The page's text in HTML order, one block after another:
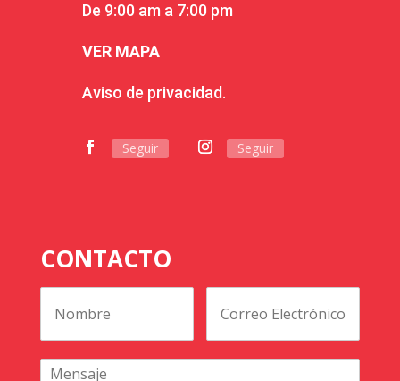
De 9:00 am a 7:00 pm
VER MAPA
Aviso de privacidad.
Seguir Seguir
CONTACTO